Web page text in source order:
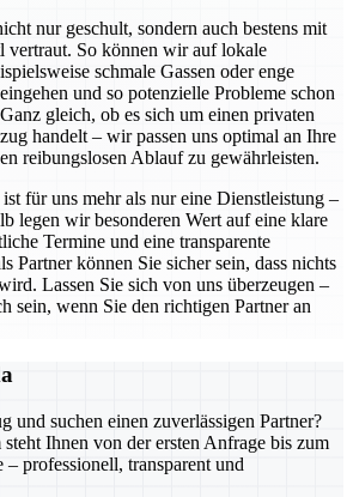
nur geschult, sondern auch bestens mit
vertraut. So können wir auf lokale
schmale Gassen oder enge
und so potenzielle Probleme schon
gleich, ob es sich um einen privaten
handelt – wir passen uns optimal an Ihre
reibungslosen Ablauf zu gewährleisten.
für uns mehr als nur eine Dienstleistung –
legen wir besonderen Wert auf eine klare
Termine und eine transparente
Partner können Sie sicher sein, dass nichts
Lassen Sie sich von uns überzeugen –
sein, wenn Sie den richtigen Partner an
und suchen einen zuverlässigen Partner?
steht Ihnen von der ersten Anfrage bis zum
professionell, transparent und